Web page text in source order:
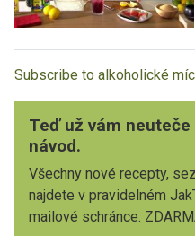
Subscribe to alkoholické
Teď už vám
návod.
Všechny nové recepty,
najdete v pravidelném
mailové schránce.